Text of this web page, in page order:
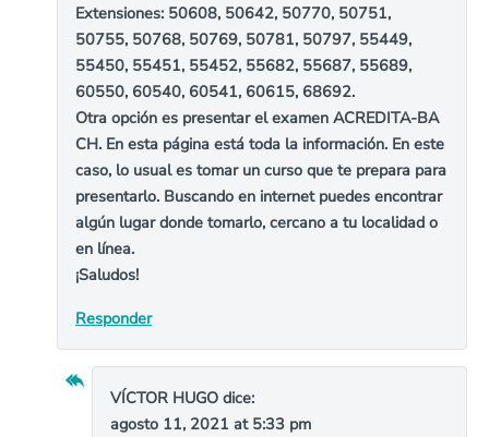
Extensiones: 50608, 50642, 50770, 50751,
50755, 50768, 50769, 50781, 50797, 55449,
55450, 55451, 55452, 55682, 55687, 55689,
60550, 60540, 60541, 60615, 68692.
Otra opción es presentar el examen ACREDITA-BA
CH. En esta página está toda la información. En este
caso, lo usual es tomar un curso que te prepara para
presentarlo. Buscando en internet puedes encontrar
algún lugar donde tomarlo, cercano a tu localidad o
en línea.
¡Saludos!
Responder
VÍCTOR HUGO dice:
agosto 11, 2021 at 5:33 pm